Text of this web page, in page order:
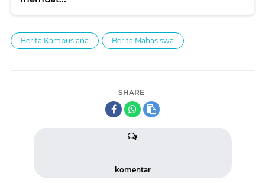
Berita Kampusiana Berita Mahasiswa
SHARE
komentar